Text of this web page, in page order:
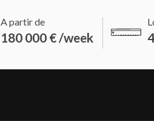
A partir de
180 000 € /week